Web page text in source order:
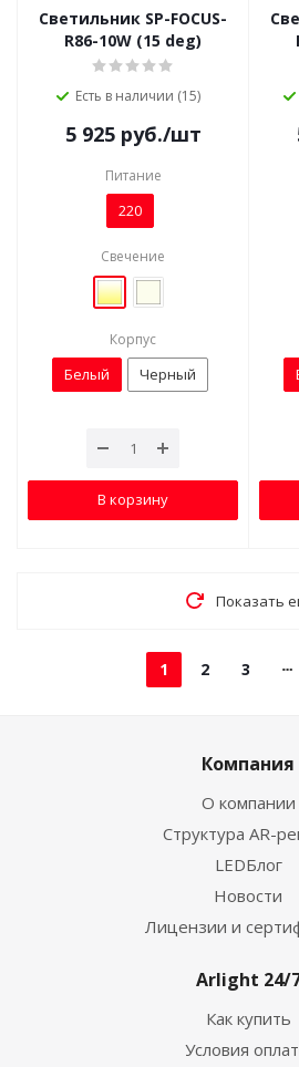
Светильник SP-FOCUS-
R86-10W (15 deg)
Есть в наличии (15)
5 925руб./шт
Питание
220
Свечение
Корпус
Белый Черный
В корзину
Показать
1 2 3
Компания
О компании
Структура AR-
LEDБлог
Новости
Лицензии и
Arlight 24/
Как купить
Условия